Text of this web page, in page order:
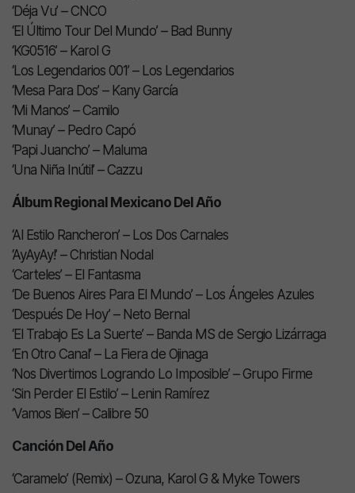
‘Déja Vu’ – CNCO
‘El Último Tour Del Mundo’ – Bad Bunny
‘KG0516’ – Karol G
‘Los Legendarios 001’ – Los Legendarios
‘Mesa Para Dos’ – Kany García
‘Mi Manos’ – Camilo
‘Munay’ – Pedro Capó
‘Papi Juancho’ – Maluma
‘Una Niña Inútil’ – Cazzu
Álbum Regional Mexicano Del Año
‘Al Estilo Rancheron’ – Los Dos Carnales
‘AyAyAy!’ – Christian Nodal
‘Carteles’ – El Fantasma
‘De Buenos Aires Para El Mundo’ – Los Ángeles Azules
‘Después De Hoy’ – Neto Bernal
‘El Trabajo Es La Suerte’ – Banda MS de Sergio Lizárraga
‘En Otro Canal’ – La Fiera de Ojinaga
‘Nos Divertimos Logrando Lo Imposible’ – Grupo Firme
‘Sin Perder El Estilo’ – Lenin Ramírez
‘Vamos Bien’ – Calibre 50
Canción Del Año
‘Caramelo’ (Remix) – Ozuna, Karol G & Myke Towers